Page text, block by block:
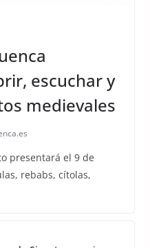
escuchar y
medievales
presentará el 9 de
rebabs, cítolas,